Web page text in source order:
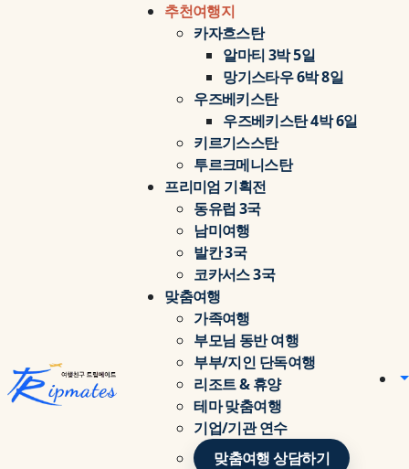
추천여행지
카자흐스탄
알마티 3박 5일
망기스타우 6박 8일
우즈베키스탄
우즈베키스탄 4박 6일
키르기스스탄
투르크메니스탄
프리미엄 기획전
동유럽 3국
남미여행
발칸 3국
코카서스 3국
맞춤여행
가족여행
부모님 동반 여행
부부/지인 단독여행
리조트 & 휴양
테마 맞춤여행
기업/기관 연수
맞춤여행 상담하기